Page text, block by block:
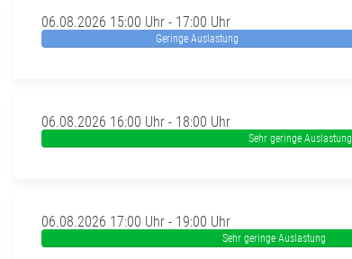
06.08.2026 15:00 Uhr - 17:00 Uhr
Geringe Auslastung
06.08.2026 16:00 Uhr - 18:00 Uhr
Sehr geringe Auslastung
06.08.2026 17:00 Uhr - 19:00 Uhr
Sehr geringe Auslastung